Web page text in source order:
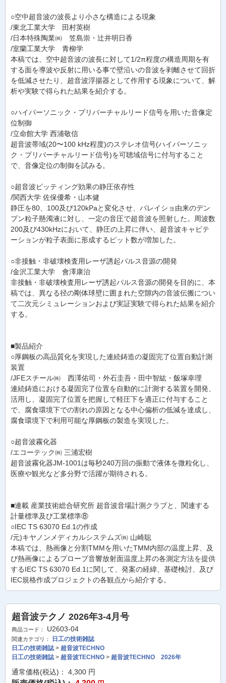
○空中超音波の波長より小さな構造による現象
/東北工業大学 田村英樹
/日本特殊陶業㈱ 笠島崇・辻井明日香
/室蘭工業大学 青柳学
本稿では、空中超音波の波長に対して1/2π程度の構造周期を有
する面を導波や反射に用いる事で壁沿いの音波を剥離させて回折
を低減させたり、超音波浮揚器として作用する現象について、解
析や実験で得られた結果を紹介する。
○ハイパーソニック・プリバーチャルリード信号を用いた音像定
位制御
/立命館大学 西浦敬信
超音波帯域(20〜100 kHz程度)のステレオ信号(ハイパーソニッ
ク・プリバーチャルリード信号)を可聴域信号に付与すること
で、音像定位の制御を試みる。
○超音波ピッティング効果の静圧依存性
/関西大学 佐保優希・山本健
静圧を80、100及び120kPaと変化させ、バレイショ由来のデン
プン粒子懸濁液に対し、一定の音圧で超音波を照射した。周波数
200及び430kHzにおいて、静圧の上昇に伴い、超音波キャビテ
ーションが粒子表面に形成するピット数が増加した。
○非接触・非破壊検査用レーザ誘起パルス音源の開発
/金沢工業大学 會澤康治
非接触・非破壊検査用レーザ誘起パルス音源の開発を目的に、本
稿では、異なる径の剛体球壁に囲まれた空隙内の音波伝搬につい
て二次元シミュレーションおよび実証実験で得られた結果を紹介
する。
■製品紹介
○厚鋼板の高品質化を実現した連続鋳造の凝固完了位置自動計測
装置
/JFEスチール㈱ 西澤佑司・外石圭吾・田中智紘・飯塚幸理
連続鋳造における凝固完了位置を自動的に計測する装置を開発、
活用し、凝固完了位置を把握して軽圧下を適正に付与すること
で、腐食環境下での割れの原因となる中心偏析の低減を達成し、
腐食環境下で利用可能な厚鋼板の製造を実現した。
○超音波霧化器
/エコーテック㈱ 三浦宏樹
超音波霧化器JM-1001は毎秒240万回の振動で液体を微粒化し、
医療や観光など多分野で活躍が期待される。
■連載 産業技術総合研究所 超音波音場計測クラブと、関連する
計量標準及び工業標準⑧
○IEC TS 63070 Ed.1の作成
/元)キヤノンメディカルシステムズ㈱ 山崎聡
本稿では、熱画像と分割TMMを用いたTMM内部の温度上昇、及
び熱画像によるプローブ音響放射面温度上昇の各測定方法を提供
するIEC TS 63070 Ed.1に関して、発案の経緯、基礎検討、及び
IEC規格作成プロジェクトの各観点から紹介する。
超音波テクノ 2026年3-4月号
商品コード： U2603-04
関連カテゴリ：
日工の技術雑誌
日工の技術雑誌> 超音波TECHNO
日工の技術雑誌> 超音波TECHNO > 超音波TECHNO 2026年
通常価格(税込)： 4,300 円